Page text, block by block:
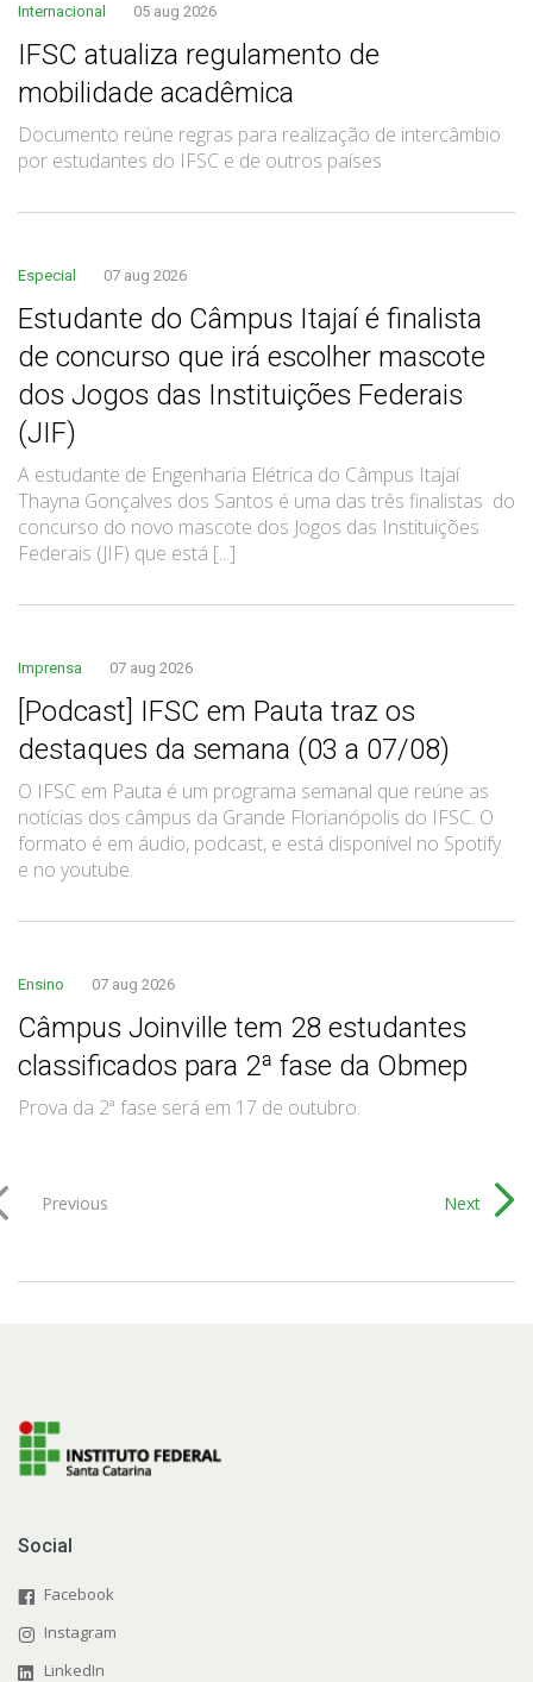
Internacional 05 aug 2026
IFSC atualiza regulamento de
mobilidade acadêmica
Documento reúne regras para realização de intercâmbio
por estudantes do IFSC e de outros países
Especial 07 aug 2026
Estudante do Câmpus Itajaí é finalista
de concurso que irá escolher mascote
dos Jogos das Instituições Federais
(JIF)
A estudante de Engenharia Elétrica do Câmpus Itajaí
Thayna Gonçalves dos Santos é uma das três finalistas do
concurso do novo mascote dos Jogos das Instituições
Federais (JIF) que está [...]
Imprensa 07 aug 2026
[Podcast] IFSC em Pauta traz os
destaques da semana (03 a 07/08)
O IFSC em Pauta é um programa semanal que reúne as
notícias dos câmpus da Grande Florianópolis do IFSC. O
formato é em áudio, podcast, e está disponível no Spotify
e no youtube.
Ensino 07 aug 2026
Câmpus Joinville tem 28 estudantes
classificados para 2ª fase da Obmep
Prova da 2ª fase será em 17 de outubro.
Previous Next
Social
Facebook
Instagram
LinkedIn